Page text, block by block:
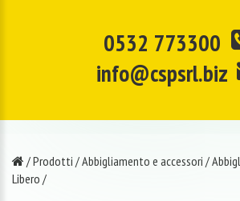
0532 773300
info@cspsrl.biz
/Prodotti /Abbigliamento e accessori /
Libero /